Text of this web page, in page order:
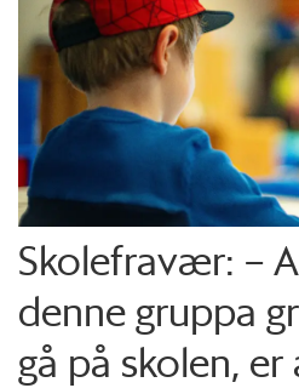
Skolefravær: –
denne gruppa
gå på skolen, er